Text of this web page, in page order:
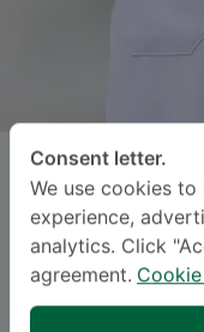
Consent letter.
We use cookies
experience,
analytics. Click
agreement.